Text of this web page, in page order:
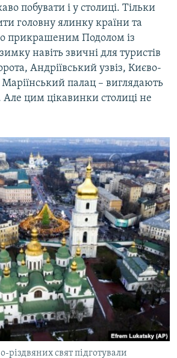
побувати і у столиці. Тільки
головну ялинку країни та
прикрашеним Подолом із
навіть звичні для туристів
Андріївський узвіз, Києво-
палац – виглядають
Але цим цікавинки столиці не
різдвяних свят підготували